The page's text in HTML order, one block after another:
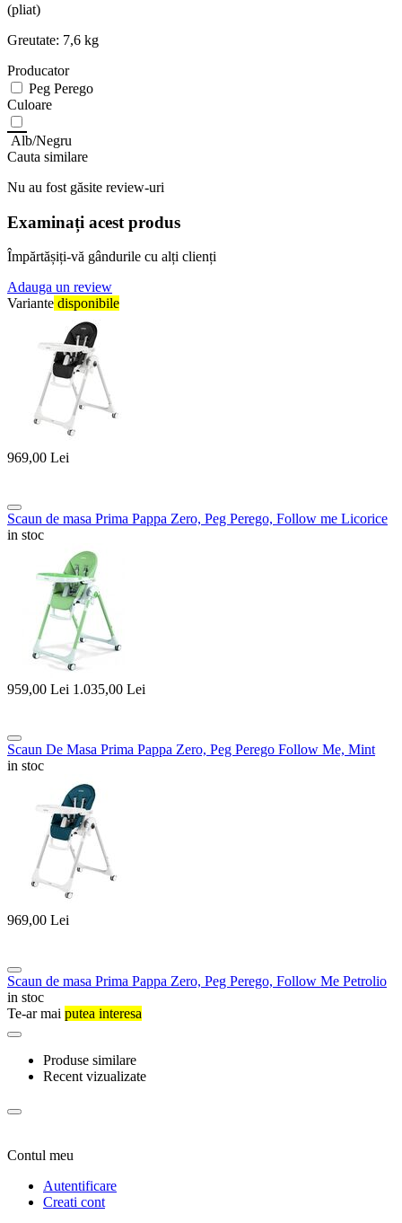
(pliat)
Greutate: 7,6 kg
Producator
Peg Perego
Culoare
Alb/Negru
Cauta similare
Nu au fost găsite review-uri
Examinați acest produs
Împărtășiți-vă gândurile cu alți clienți
Adauga un review
Variante disponibile
969,00 Lei
Scaun de masa Prima Pappa Zero, Peg Perego, Follow me Licorice
in stoc
959,00 Lei 1.035,00 Lei
Scaun De Masa Prima Pappa Zero, Peg Perego Follow Me, Mint
in stoc
969,00 Lei
Scaun de masa Prima Pappa Zero, Peg Perego, Follow Me Petrolio
in stoc
Te-ar mai putea interesa
Produse similare
Recent vizualizate
Contul meu
Autentificare
Creati cont